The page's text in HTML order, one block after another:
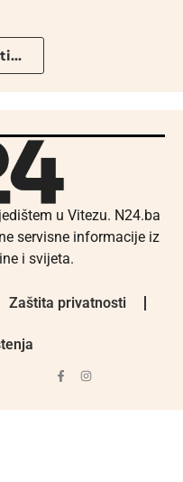
u Vitezu. N24.ba
servisne informacije iz
i svijeta.
Zaštita privatnosti